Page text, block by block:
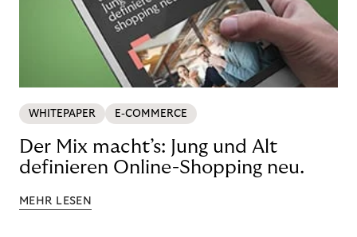
WHITEPAPER E-COMMERCE
Der Mix macht’s: Jung und Alt
definieren Online-Shopping neu.
MEHR LESEN